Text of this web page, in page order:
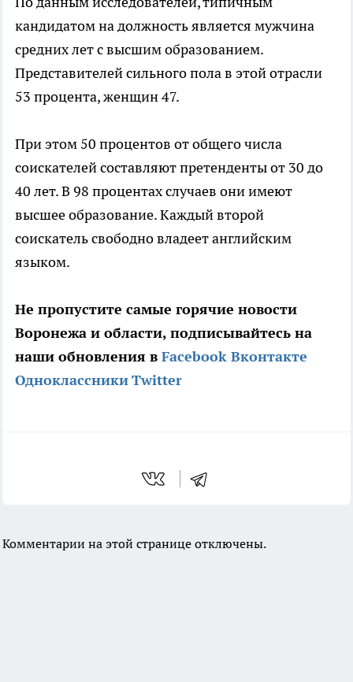
кандидатом на должность является мужчина
средних лет с высшим образованием.
Представителей сильного пола в этой отрасли
53 процента, женщин 47.
При этом 50 процентов от общего числа
соискателей составляют претенденты от 30 до
40 лет. В 98 процентах случаев они имеют
высшее образование. Каждый второй
соискатель свободно владеет английским
языком.
Не пропустите самые горячие новости
Воронежа и области, подписывайтесь на
наши обновления в Facebook Вконтакте
ОдноклассникиTwitter
Комментарии на этой странице отключены.